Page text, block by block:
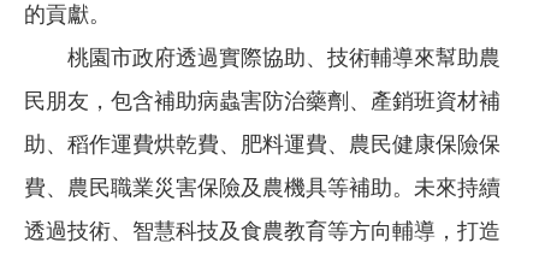
的貢獻。
桃園市政府透過實際協助、技術輔導來幫助農
民朋友，包含補助病蟲害防治藥劑、產銷班資材補
助、稻作運費烘乾費、肥料運費、農民健康保險保
費、農民職業災害保險及農機具等補助。未來持續
透過技術、智慧科技及食農教育等方向輔導，打造